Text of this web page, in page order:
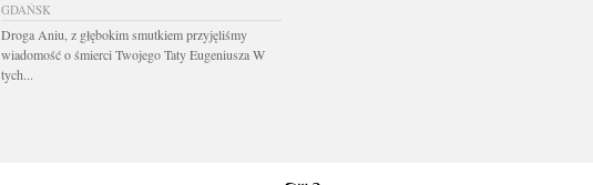
GDAŃSK
Droga Aniu, z głębokim smutkiem przyjęliśmy
wiadomość o śmierci Twojego Taty Eugeniusza W
tych...